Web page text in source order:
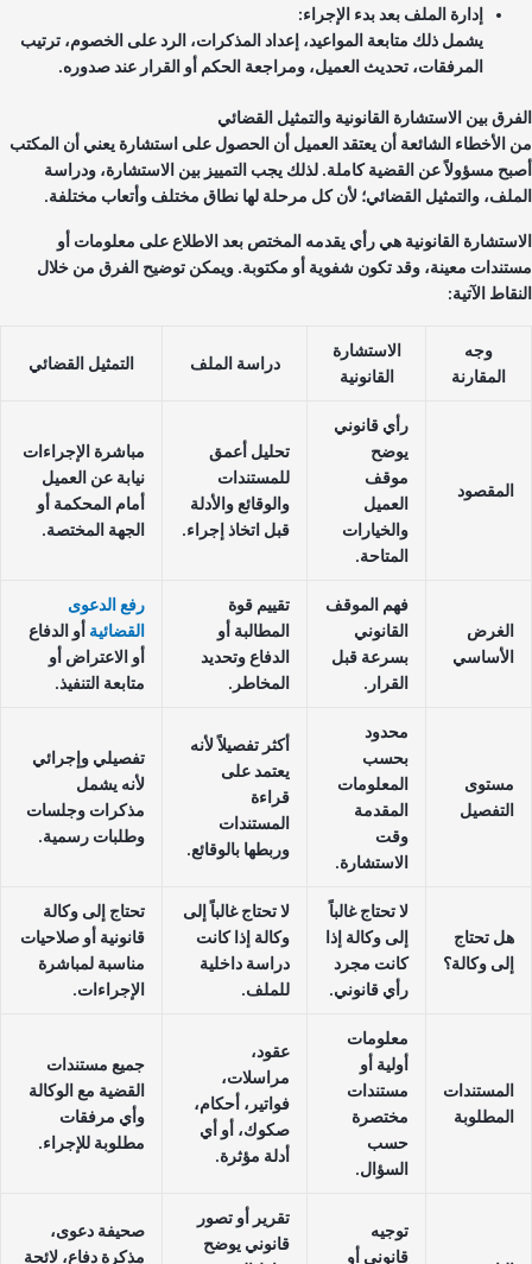
إدارة الملف بعد بدء الإجراء:
يشمل ذلك متابعة المواعيد، إعداد المذكرات، الرد على الخصوم، ترتيب
المرفقات، تحديث العميل، ومراجعة الحكم أو القرار عند صدوره.
بين الاستشارة القانونية والتمثيل القضائي
الأخطاء الشائعة أن يعتقد العميل أن الحصول على استشارة يعني أن المكتب
مسؤولاً عن القضية كاملة. لذلك يجب التمييز بين الاستشارة، ودراسة
والتمثيل القضائي؛ لأن كل مرحلة لها نطاق مختلف وأتعاب مختلفة.
القانونية هي رأي يقدمه المختص بعد الاطلاع على معلومات أو
معينة، وقد تكون شفوية أو مكتوبة. ويمكن توضيح الفرق من خلال
الآتية:
وجه
المقارنة
الاستشارة
القانونية
دراسة الملف التمثيل القضائي
المقصود
رأي قانوني
يوضح
موقف
العميل
والخيارات
المتاحة.
تحليل أعمق
للمستندات
والوقائع والأدلة
قبل اتخاذ إجراء.
مباشرة الإجراءات
نيابة عن العميل
أمام المحكمة أو
الجهة المختصة.
الغرض
الأساسي
فهم الموقف
القانوني
بسرعة قبل
القرار.
تقييم قوة
المطالبة أو
الدفاع وتحديد
المخاطر.
رفع الدعوى
القضائيةأو الدفاع
أو الاعتراض أو
متابعة التنفيذ.
مستوى
التفصيل
محدود
بحسب
المعلومات
المقدمة
وقت
الاستشارة.
أكثر تفصيلاً لأنه
يعتمد على
قراءة
المستندات
وربطها بالوقائع.
تفصيلي وإجرائي
لأنه يشمل
مذكرات وجلسات
وطلبات رسمية.
هل تحتاج
إلى وكالة؟
لا تحتاج غالباً
إلى وكالة إذا
كانت مجرد
رأي قانوني.
لا تحتاج غالباً إلى
وكالة إذا كانت
دراسة داخلية
للملف.
تحتاج إلى وكالة
قانونية أو صلاحيات
مناسبة لمباشرة
الإجراءات.
المستندات
المطلوبة
معلومات
أولية أو
مستندات
مختصرة
حسب
السؤال.
عقود،
مراسلات،
فواتير، أحكام،
صكوك، أو أي
أدلة مؤثرة.
جميع مستندات
القضية مع الوكالة
وأي مرفقات
مطلوبة للإجراء.
توجيه
قانوني أو
تقرير أو تصور
قانوني يوضح
صحيفة دعوى،
مذكرة دفاع، لائحة